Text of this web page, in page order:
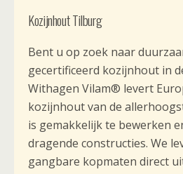
Kozijnhout Tilburg
Bent u op zoek naar
gecertificeerd kozijnhout in
Withagen Vilam® levert
kozijnhout van de
is gemakkelijk te bewerken
dragende constructies. We
gangbare kopmaten direct